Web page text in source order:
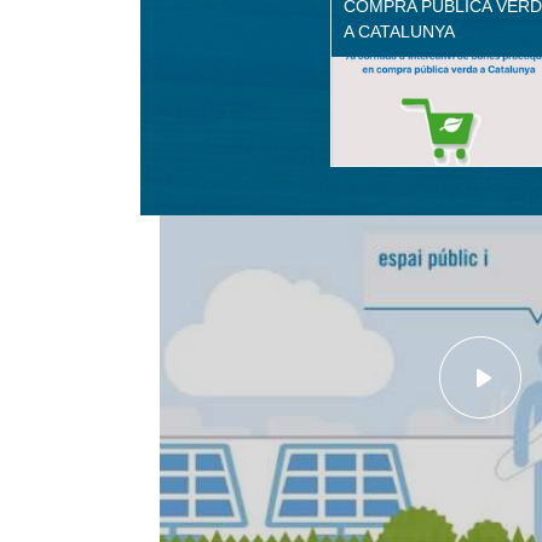
COMPRA PÚBLICA
A CATALUNYA